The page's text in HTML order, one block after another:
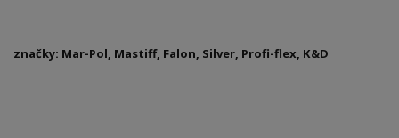
značky: Mar-Pol, Mastiff, Falon, Silver, Profi-flex, K&D